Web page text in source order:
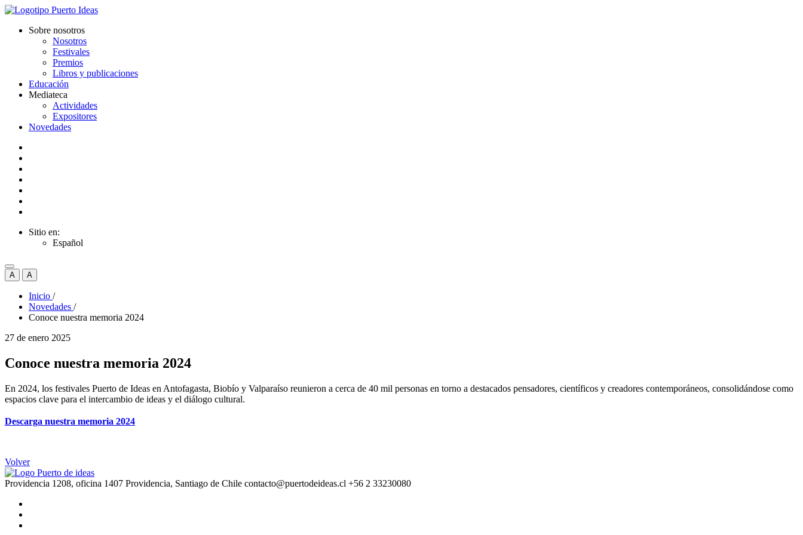
Sobre nosotros
Nosotros
Festivales
Premios
Libros y publicaciones
Educación
Mediateca
Actividades
Expositores
Novedades
Sitio en:
Español
A A
Inicio /
Novedades /
Conoce nuestra memoria 2024
27 de enero 2025
Conoce nuestra memoria 2024
En 2024, los festivales Puerto de Ideas en Antofagasta, Biobío y Valparaíso reunieron a cerca de 40 mil personas en torno a destacados pensadores, científicos y creadores contemporáneos, consolidándose como
espacios clave para el intercambio de ideas y el diálogo cultural.
Descarga nuestra memoria 2024
Volver
Providencia 1208, oficina 1407 Providencia, Santiago de Chile contacto@puertodeideas.cl +56 2 33230080